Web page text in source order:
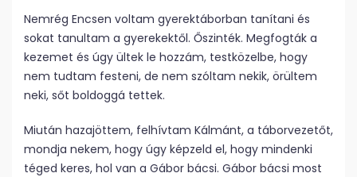
Nemrég Encsen voltam gyerektáborban tanítani és
sokat tanultam a gyerekektől. Őszinték. Megfogták a
kezemet és úgy ültek le hozzám, testközelbe, hogy
nem tudtam festeni, de nem szóltam nekik, örültem
neki, sőt boldoggá tettek.
Miután hazajöttem, felhívtam Kálmánt, a táborvezetőt,
mondja nekem, hogy úgy képzeld el, hogy mindenki
téged keres, hol van a Gábor bácsi. Gábor bácsi most